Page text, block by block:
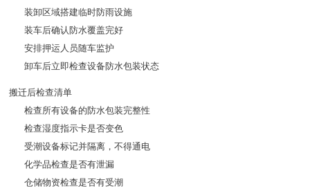
装卸区域搭建临时防雨设施
装车后确认防水覆盖完好
安排押运人员随车监护
卸车后立即检查设备防水包装状态
搬迁后检查清单
检查所有设备的防水包装完整性
检查湿度指示卡是否变色
受潮设备标记并隔离，不得通电
化学品检查是否有泄漏
仓储物资检查是否有受潮